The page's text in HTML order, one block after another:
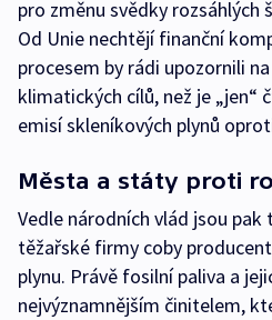
pro změnu svědky rozsáhlých
Od Unie nechtějí finanční
procesem by rádi upozornili
klimatických cílů, než je „jen“
emisí skleníkových plynů
Města a státy proti
Vedle národních vlád jsou pak
těžařské firmy coby
plynu. Právě fosilní paliva a
nejvýznamnějším činitelem,